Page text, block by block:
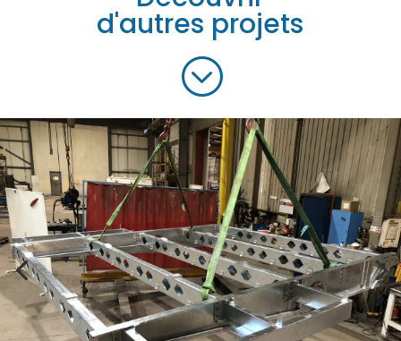
d'autres projets
;